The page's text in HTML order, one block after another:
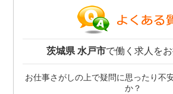
茨城県 水戸市で働く求人を
お仕事さがしの上で疑問に思ったり不
か？